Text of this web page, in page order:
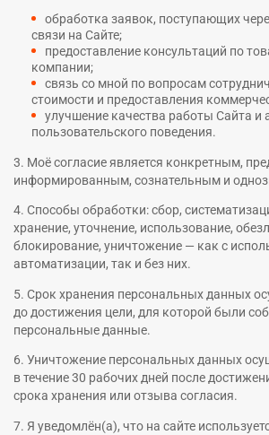
обработка заявок, поступающих
связи на Сайте;
предоставление консультаций по
компании;
связь со мной по вопросам
стоимости и предоставления
улучшение качества работы Сайта и
пользовательского поведения.
3. Моё согласие является конкретным,
информированным, сознательным и
4. Способы обработки: сбор,
хранение, уточнение, использование,
блокирование, уничтожение — как с
автоматизации, так и без них.
5. Срок хранения персональных данных
до достижения цели, для которой были
персональные данные.
6. Уничтожение персональных данных
в течение 30 рабочих дней после
срока хранения или отзыва согласия.
7. Я уведомлён(а), что на сайте